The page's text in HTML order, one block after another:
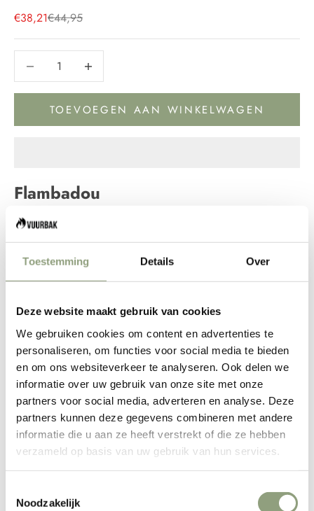
Toestemming Details Over
Deze website maakt gebruik van cookies
We gebruiken cookies om content en advertenties te
personaliseren, om functies voor social media te bieden
en om ons websiteverkeer te analyseren. Ook delen we
informatie over uw gebruik van onze site met onze
partners voor social media, adverteren en analyse. Deze
partners kunnen deze gegevens combineren met andere
informatie die u aan ze heeft verstrekt of die ze hebben
verzameld op basis van uw gebruik van hun services.
Noodzakelijk
Aanbiedingsprijs
€38,21Normale prijs
€44,95
Aantal verlagenAantal verlagen
TOEVOEGEN AAN WINKELWAGEN
Flambadou
Maak van je BBQ en grill avond een spektakel. Vuurbak,
light your fire!
Churrasco style the Brazilian way.
speciaal ontworpen om te worden verhit tot
het roodgloeiend is en kan dus direct in het
vuur of in de kolen worden geplaatst.
Wanneer de kegel gloeiend heet is kan het
vet in de kegel worden gestopt, waarna het
vlam vat, smelt en uit de onderste opening
druipt. Dit brandende vet kan vervolgens op
het stuk vlees, vis of een ander gerecht
en smaakvol te maken.